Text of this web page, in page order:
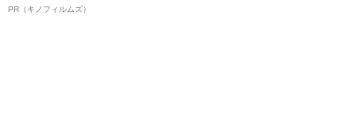
ルインタビュー“観客を魅了した
PR（キノフィルムズ）